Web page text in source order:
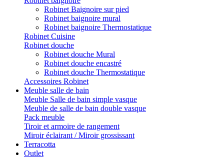
Robinet Baignoire sur pied
Robinet baignoire mural
Robinet baignoire Thermostatique
Robinet Cuisine
Robinet douche
Robinet douche Mural
Robinet douche encastré
Robinet douche Thermostatique
Accessoires Robinet
Meuble salle de bain
Meuble Salle de bain simple vasque
Meuble de salle de bain double vasque
Pack meuble
Tiroir et armoire de rangement
Miroir éclairant / Miroir grossissant
Terracotta
Outlet